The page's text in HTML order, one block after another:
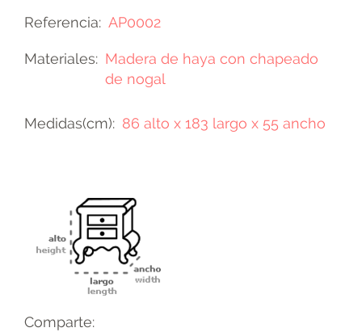
Referencia AP0002
Materiales
Madera de haya con chapeado
de nogal
Medidas(cm) 86 alto x 183 largo x 55 ancho
Comparte: